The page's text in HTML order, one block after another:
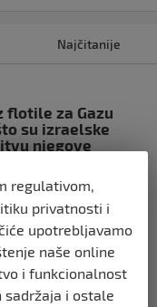
Najčitanije
flotile za Gazu
su izraelske
njegove
izraelsku blokadu
iz Sarajeva
regulativom,
privatnosti i
upotrebljavamo
naše online
i funkcionalnost
sadržaja i ostale